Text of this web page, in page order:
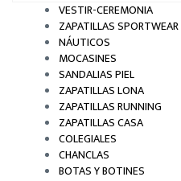
VESTIR-CEREMONIA
ZAPATILLAS SPORTWEAR
NÁUTICOS
MOCASINES
SANDALIAS PIEL
ZAPATILLAS LONA
ZAPATILLAS RUNNING
ZAPATILLAS CASA
COLEGIALES
CHANCLAS
BOTAS Y BOTINES